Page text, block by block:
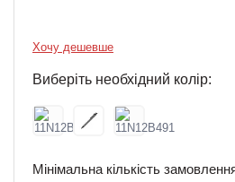
Хочу дешевше
Виберіть необхідний колір:
Мінімальна кількість